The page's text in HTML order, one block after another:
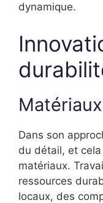
dynamique.
Dans son
du détail, et
matériaux.
ressources
locaux, des